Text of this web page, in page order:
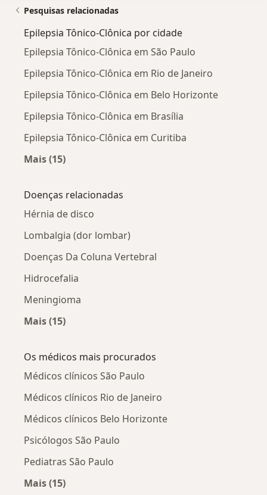
Pesquisas relacionadas
Epilepsia Tônico-Clônica por cidade
Epilepsia Tônico-Clônica em São Paulo
Epilepsia Tônico-Clônica em Rio de Janeiro
Epilepsia Tônico-Clônica em Belo Horizonte
Epilepsia Tônico-Clônica em Brasília
Epilepsia Tônico-Clônica em Curitiba
Mais (15)
Doenças relacionadas
Hérnia de disco
Lombalgia (dor lombar)
Doenças Da Coluna Vertebral
Hidrocefalia
Meningioma
Mais (15)
Os médicos mais procurados
Médicos clínicos São Paulo
Médicos clínicos Rio de Janeiro
Médicos clínicos Belo Horizonte
Psicólogos São Paulo
Pediatras São Paulo
Mais (15)